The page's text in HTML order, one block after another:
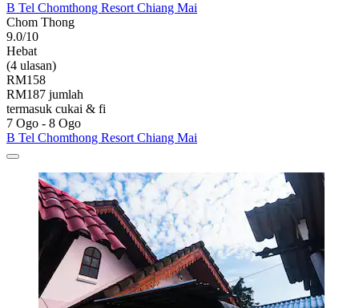
B Tel Chomthong Resort Chiang Mai
Chom Thong
9.0/10
Hebat
(4 ulasan)
RM158
RM187 jumlah
termasuk cukai & fi
7 Ogo - 8 Ogo
B Tel Chomthong Resort Chiang Mai